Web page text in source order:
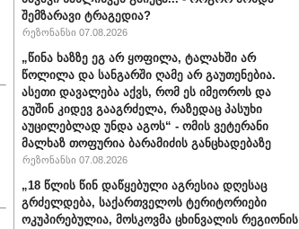
შემზარავი ტრაგედია?
რეზონანსი 07.08.2026
„წინა ხაზზე ეგ არ ყოფილა, ტალახში არ
წოლილა და სანგარში ღამე არ გაუთენებია.
ასეთი დავალება აქვს, რომ ეს იმეოროს და
გუშინ კიდევ გააგრძელა, რაზედაც პასუხი
აუცილებლად უნდა აგოს“ - ომის ვეტერანი
მალხაზ თოფურია ბარამიძის განცხადებაზე
რეზონანსი 07.08.2026
„18 წლის წინ დაწყებული აგრესია დღესაც
გრძელდება, საქართველოს ტერიტორიები
ოკუპირებულია, მოსკოვმა ცხინვალის რეგიონის